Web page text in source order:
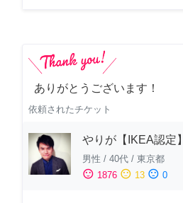
ありがとうございます！
依頼されたチケット
やりが【IKEA認定】
男性 / 40代 / 東京都
sentiment_satisfied 1876 sentiment_neutral 13 sentiment_dissatisfied 0